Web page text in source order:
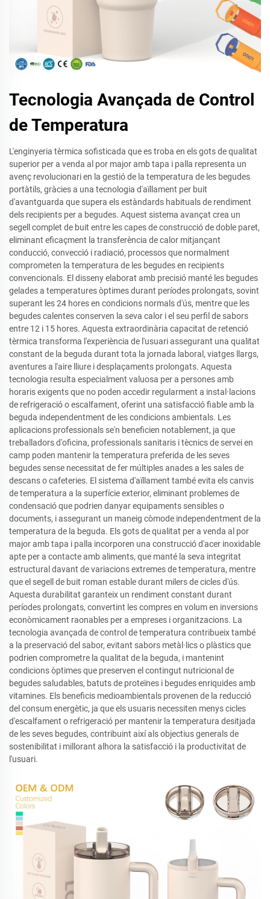
Tecnologia Avançada de Control
de Temperatura
L'enginyeria tèrmica sofisticada que es troba en els gots de qualitat
superior per a venda al por major amb tapa i palla representa un
avenç revolucionari en la gestió de la temperatura de les begudes
portàtils, gràcies a una tecnologia d'aïllament per buit
d'avantguarda que supera els estàndards habituals de rendiment
dels recipients per a begudes. Aquest sistema avançat crea un
segell complet de buit entre les capes de construcció de doble paret,
eliminant eficaçment la transferència de calor mitjançant
conducció, convecció i radiació, processos que normalment
comprometen la temperatura de les begudes en recipients
convencionals. El disseny elaborat amb precisió manté les begudes
gelades a temperatures òptimes durant períodes prolongats, sovint
superant les 24 hores en condicions normals d'ús, mentre que les
begudes calentes conserven la seva calor i el seu perfil de sabors
entre 12 i 15 hores. Aquesta extraordinària capacitat de retenció
tèrmica transforma l'experiència de l'usuari assegurant una qualitat
constant de la beguda durant tota la jornada laboral, viatges llargs,
aventures a l'aire lliure i desplaçaments prolongats. Aquesta
tecnologia resulta especialment valuosa per a persones amb
horaris exigents que no poden accedir regularment a instal·lacions
de refrigeració o escalfament, oferint una satisfacció fiable amb la
beguda independentment de les condicions ambientals. Les
aplicacions professionals se'n beneficien notablement, ja que
treballadors d'oficina, professionals sanitaris i tècnics de servei en
camp poden mantenir la temperatura preferida de les seves
begudes sense necessitat de fer múltiples anades a les sales de
descans o cafeteries. El sistema d'aïllament també evita els canvis
de temperatura a la superfície exterior, eliminant problemes de
condensació que podrien danyar equipaments sensibles o
documents, i assegurant un maneig còmode independentment de la
temperatura de la beguda. Els gots de qualitat per a venda al por
major amb tapa i palla incorporen una construcció d'acer inoxidable
apte per a contacte amb aliments, que manté la seva integritat
estructural davant de variacions extremes de temperatura, mentre
que el segell de buit roman estable durant milers de cicles d'ús.
Aquesta durabilitat garanteix un rendiment constant durant
períodes prolongats, convertint les compres en volum en inversions
econòmicament raonables per a empreses i organitzacions. La
tecnologia avançada de control de temperatura contribueix també
a la preservació del sabor, evitant sabors metàl·lics o plàstics que
podrien comprometre la qualitat de la beguda, i mantenint
condicions òptimes que preserven el contingut nutricional de
begudes saludables, batuts de proteïnes i begudes enriquides amb
vitamines. Els beneficis medioambientals provenen de la reducció
del consum energètic, ja que els usuaris necessiten menys cicles
d'escalfament o refrigeració per mantenir la temperatura desitjada
de les seves begudes, contribuint així als objectius generals de
sostenibilitat i millorant alhora la satisfacció i la productivitat de
l'usuari.